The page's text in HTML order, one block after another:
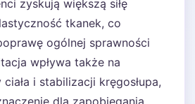
zyskują większą siłę
tkanek, co
ogólnej sprawności
wpływa także na
i stabilizacji kręgosłupa,
dla zapobiegania